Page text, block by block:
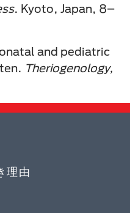
. Kyoto, Japan, 8–
and pediatric
Theriogenology,
理由